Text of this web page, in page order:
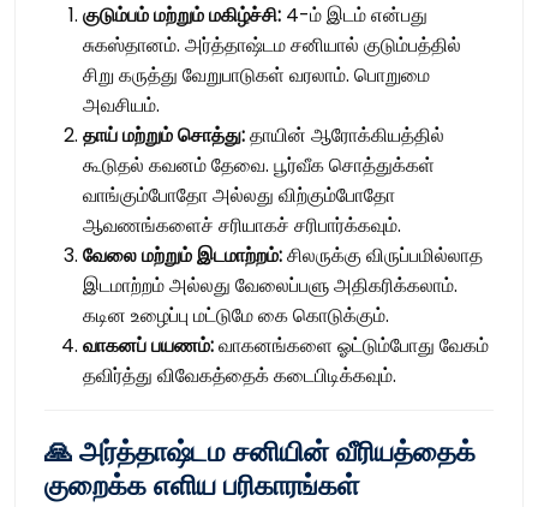
குடும்பம் மற்றும் மகிழ்ச்சி: 4-ம் இடம் என்பது
சுகஸ்தானம். அர்த்தாஷ்டம சனியால் குடும்பத்தில்
சிறு கருத்து வேறுபாடுகள் வரலாம். பொறுமை
அவசியம்.
தாய் மற்றும் சொத்து:தாயின் ஆரோக்கியத்தில்
கூடுதல் கவனம் தேவை. பூர்வீக சொத்துக்கள்
வாங்கும்போதோ அல்லது விற்கும்போதோ
ஆவணங்களைச் சரியாகச் சரிபார்க்கவும்.
வேலை மற்றும் இடமாற்றம்:சிலருக்கு விருப்பமில்லாத
இடமாற்றம் அல்லது வேலைப்பளு அதிகரிக்கலாம்.
கடின உழைப்பு மட்டுமே கை கொடுக்கும்.
வாகனப் பயணம்:வாகனங்களை ஓட்டும்போது வேகம்
தவிர்த்து விவேகத்தைக் கடைபிடிக்கவும்.
🙏 அர்த்தாஷ்டம சனியின் வீரியத்தைக்
குறைக்க எளிய பரிகாரங்கள்